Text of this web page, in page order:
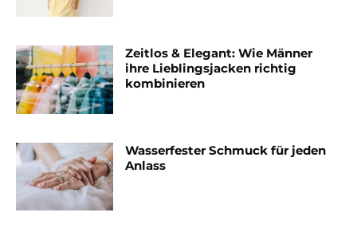
Zeitlos & Elegant: Wie Männer
ihre Lieblingsjacken richtig
kombinieren
Wasserfester Schmuck für jeden
Anlass